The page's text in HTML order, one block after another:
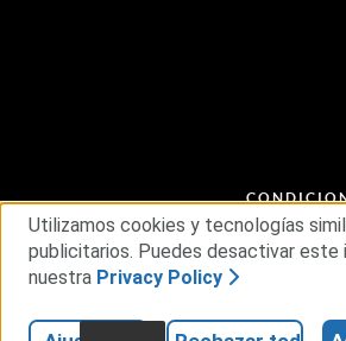
© 2026 RSA
Utilizamos cookies y tecnologías
publicitarios. Puedes desactivar este
nuestra Privacy Policy